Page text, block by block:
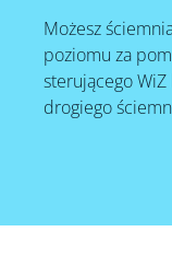
Możesz
poziomu za
sterującego WiZ
drogiego